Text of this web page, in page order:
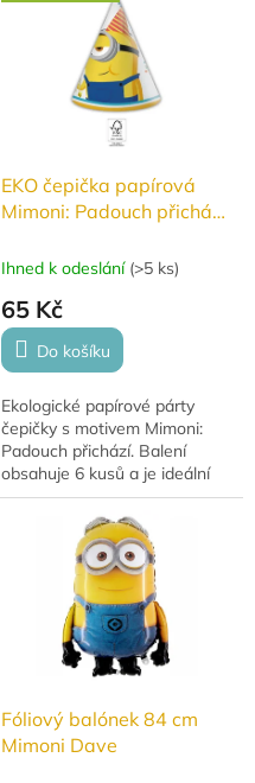
EKO čepička papírová
Mimoni: Padouch přichází
Ihned k odeslání (>5 ks)
65 Kč
Do košíku
Ekologické papírové párty
čepičky s motivem Mimoni:
Padouch přichází. Balení
obsahuje 6 kusů a je ideální
na dětské oslavy a tematické
Fóliový balónek 84 cm
Mimoni Dave